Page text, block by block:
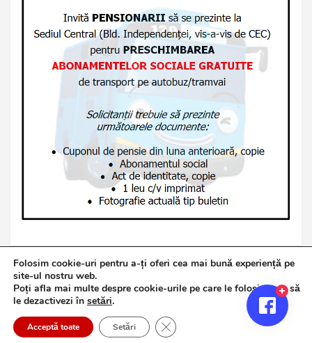
Copyright © 2026Jurnalul de Brăila
Politică de confidențialitate
Theme Horse
Proudly Powered by:WordPress
Folosim cookie-uri pentru a-ți oferi cea mai bună experiență pe
site-ul nostru web.
Poți afla mai multe despre cookie-urile pe care le folosim sau să
le dezactivezi în setări.
Acceptă toate Setări Close GDPR Cookie Banner